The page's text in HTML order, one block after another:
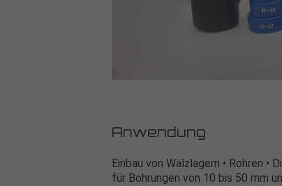
Anwendung
Einbau von Wälzlagern • Rohren •
für Bohrungen von 10 bis 50 mm